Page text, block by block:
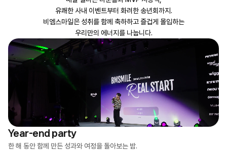
유쾌한 사내 이벤트부터 화려한 송년회까지.
비엠스마일은 성취를 함께 축하하고 즐겁게 몰입하는
우리만의 에너지를 나눕니다.
Year-end party
한 해 동안 함께 만든 성과와 여정을 돌아보는 밤.